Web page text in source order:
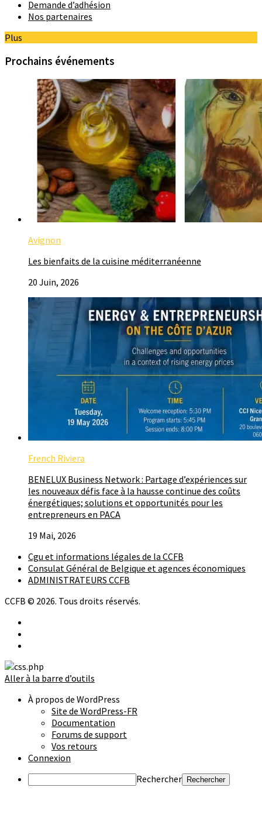
Demande d’adhésion
Nos partenaires
Plus
Prochains événements
Avignon
Les bienfaits de la cuisine méditerranéenne
20 Juin, 2026
French Riviera
BENELUX Business Network : Partage d’expériences sur
les nouveaux défis face à la hausse continue des coûts
énergétiques; solutions et opportunités pour les
entrepreneurs en PACA
19 Mai, 2026
Cgu et informations légales de la CCFB
Consulat Général de Belgique et agences économiques
ADMINISTRATEURS CCFB
CCFB © 2026. Tous droits réservés.
Aller à la barre d’outils
À propos de WordPress
Site de WordPress-FR
Documentation
Forums de support
Vos retours
Connexion
Rechercher